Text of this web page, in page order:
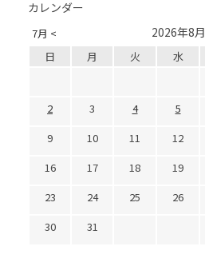
カレンダー
7月 < 2026年8月
日 月 火 水
2
3 4 5
9
10 11 12
16
17 18 19
23
24 25 26
30
31